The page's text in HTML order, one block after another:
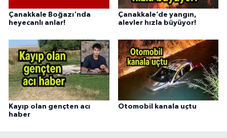
Çanakkale Boğazı'nda
heyecanlı anlar!
Çanakkale’de yangın,
alevler hızla büyüyor!
Kayıp olan gençten acı
haber
Otomobil kanala uçtu